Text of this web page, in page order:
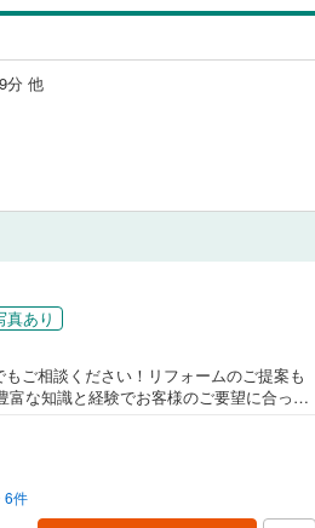
分 他
真あり
ご相談ください！リフォームのご提案も
な知識と経験でお客様のご要望に合った
6件